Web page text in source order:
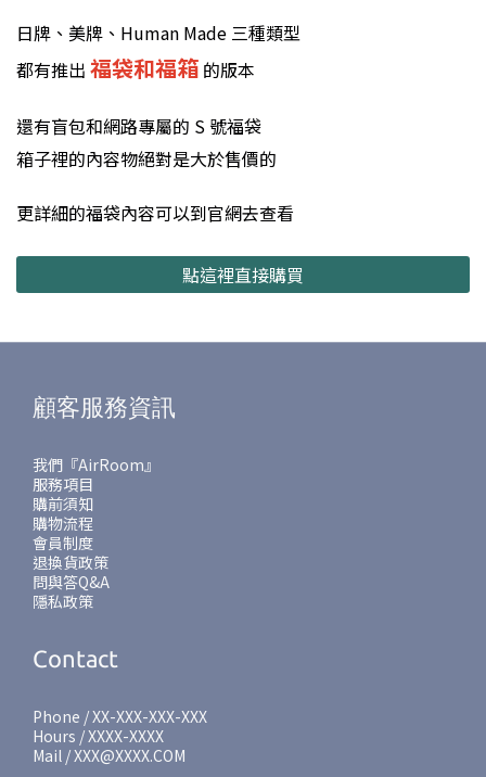
日牌、美牌、Human Made 三種類型
都有推出 福袋和福箱 的版本
還有盲包和網路專屬的 S 號福袋
箱子裡的內容物絕對是大於售價的
更詳細的福袋內容可以到官網去查看
點這裡直接購買
顧客服務資訊
我們『AirRoom』
服務項目
購前須知
購物流程
會員制度
退換貨政策
問與答Q&A
隱私政策
Contact
Phone / XX-XXX-XXX-XXX
Hours / XXXX-XXXX
Mail / XXX@XXXX.COM